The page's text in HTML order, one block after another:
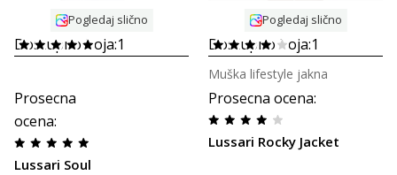
Pogledaj slično
Dostupno boja:1
Prosecna
ocena:
Lussari Soul
Pogledaj slično
Dostupno boja:1
Prosecna ocena:
Lussari Rocky Jacket
Muška lifestyle jakna